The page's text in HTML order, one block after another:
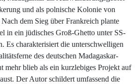
und als polnische Kolonie von
dem Sieg über Frankreich plante
in ein jüdisches Groß-Ghetto unter SS-
Es charakterisiert die unterschwelligen
des deutschen Madagaskar-
mehr blieb als ein kurzlebiges Projekt auf
Der Autor schildert umfassend die